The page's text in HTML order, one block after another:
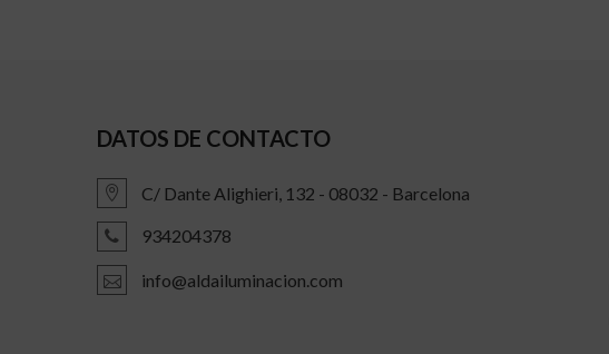
DATOS DE CONTACTO
C/ Dante Alighieri, 132 - 08032 - Barcelona
934204378
info@aldailuminacion.com